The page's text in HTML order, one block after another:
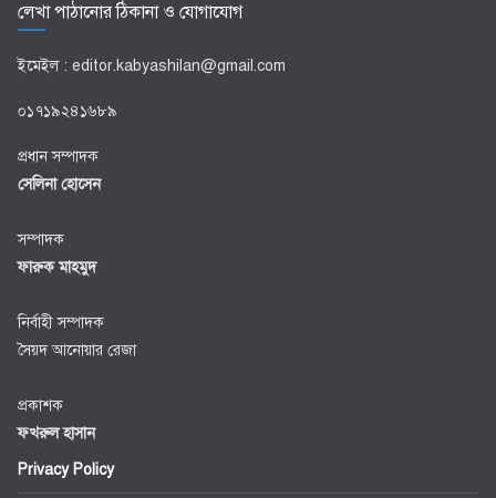
লেখা পাঠানোর ঠিকানা ও যোগাযোগ
ইমেইল : editor.kabyashilan@gmail.com
০১৭১৯২৪১৬৮৯
প্রধান সম্পাদক
সেলিনা হোসেন
সম্পাদক
ফারুক মাহমুদ
নির্বাহী সম্পাদক
সৈয়দ আনোয়ার রেজা
প্রকাশক
ফখরুল হাসান
Privacy Policy